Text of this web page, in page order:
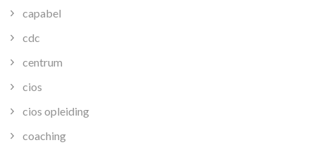
capabel
cdc
centrum
cios
cios opleiding
coaching